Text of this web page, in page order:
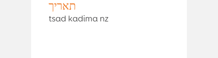
תאריך
tsad kadima nz